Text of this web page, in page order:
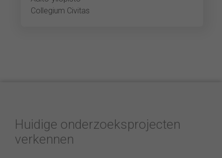
Collegium Civitas
Huidige onderzoeksprojecten
verkennen